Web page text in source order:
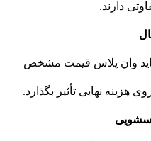
دارند.
وان پلاس قیمت مشخص
هزینه نهایی تأثیر بگذارد.